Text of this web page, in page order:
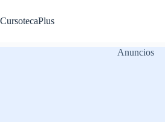
al
contenido
CursotecaPlus
Anuncios